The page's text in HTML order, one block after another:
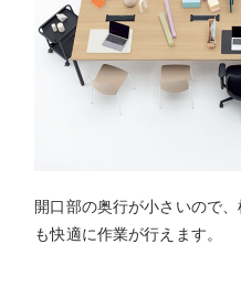
開口部の奥行が小さいので
も快適に作業が行えます。